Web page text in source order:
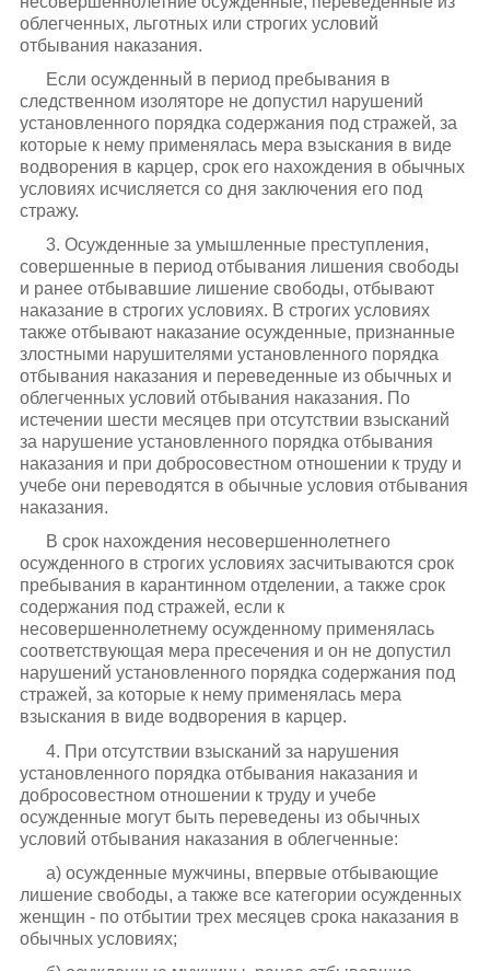
облегченных, льготных или строгих условий
отбывания наказания.
Если осужденный в период пребывания в
следственном изоляторе не допустил нарушений
установленного порядка содержания под стражей, за
которые к нему применялась мера взыскания в виде
водворения в карцер, срок его нахождения в обычных
условиях исчисляется со дня заключения его под
стражу.
3. Осужденные за умышленные преступления,
совершенные в период отбывания лишения свободы
и ранее отбывавшие лишение свободы, отбывают
наказание в строгих условиях. В строгих условиях
также отбывают наказание осужденные, признанные
злостными нарушителями установленного порядка
отбывания наказания и переведенные из обычных и
облегченных условий отбывания наказания. По
истечении шести месяцев при отсутствии взысканий
за нарушение установленного порядка отбывания
наказания и при добросовестном отношении к труду и
учебе они переводятся в обычные условия отбывания
наказания.
В срок нахождения несовершеннолетнего
осужденного в строгих условиях засчитываются срок
пребывания в карантинном отделении, а также срок
содержания под стражей, если к
несовершеннолетнему осужденному применялась
соответствующая мера пресечения и он не допустил
нарушений установленного порядка содержания под
стражей, за которые к нему применялась мера
взыскания в виде водворения в карцер.
4. При отсутствии взысканий за нарушения
установленного порядка отбывания наказания и
добросовестном отношении к труду и учебе
осужденные могут быть переведены из обычных
условий отбывания наказания в облегченные:
а) осужденные мужчины, впервые отбывающие
лишение свободы, а также все категории осужденных
женщин - по отбытии трех месяцев срока наказания в
обычных условиях;